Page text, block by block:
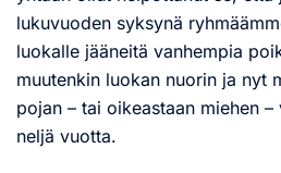
lukuvuoden syksynä
luokalle jääneitä vanhempia
muutenkin luokan nuorin ja nyt
pojan – tai oikeastaan miehen
neljä vuotta.